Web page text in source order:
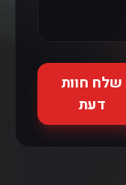
שלח חוות
דעת